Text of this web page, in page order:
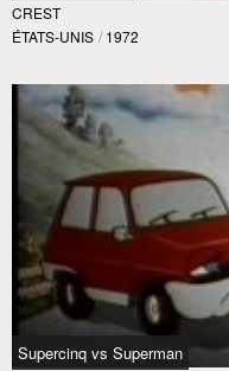
CREST
ÉTATS-UNIS / 1972
Supercinq vs Superman